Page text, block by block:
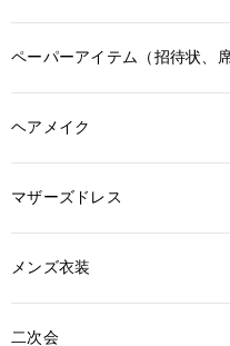
ペーパーアイテム（招待状、席
ヘアメイク
マザーズドレス
メンズ衣装
二次会